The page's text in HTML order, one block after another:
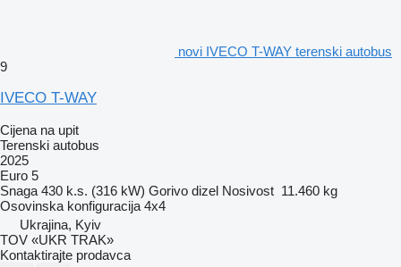
novi IVECO T-WAY terenski autobus
9
IVECO T-WAY
Cijena na upit
Terenski autobus
2025
Euro 5
Snaga 430 k.s. (316 kW) Gorivo dizel Nosivost 11.460 kg
Osovinska konfiguracija 4x4
Ukrajina, Kyiv
TOV «UKR TRAK»
Kontaktirajte prodavca